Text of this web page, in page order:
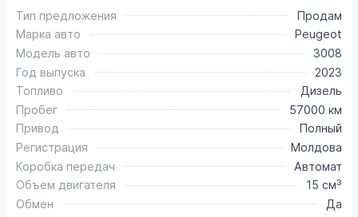
Тип предложения
Продам
Марка авто
Peugeot
Модель авто
3008
Год выпуска
2023
Топливо
Дизель
Пробег
57000 км
Привод
Полный
Регистрация
Молдова
Коробка передач
Автомат
Объем двигателя
15 см³
Обмен
Да